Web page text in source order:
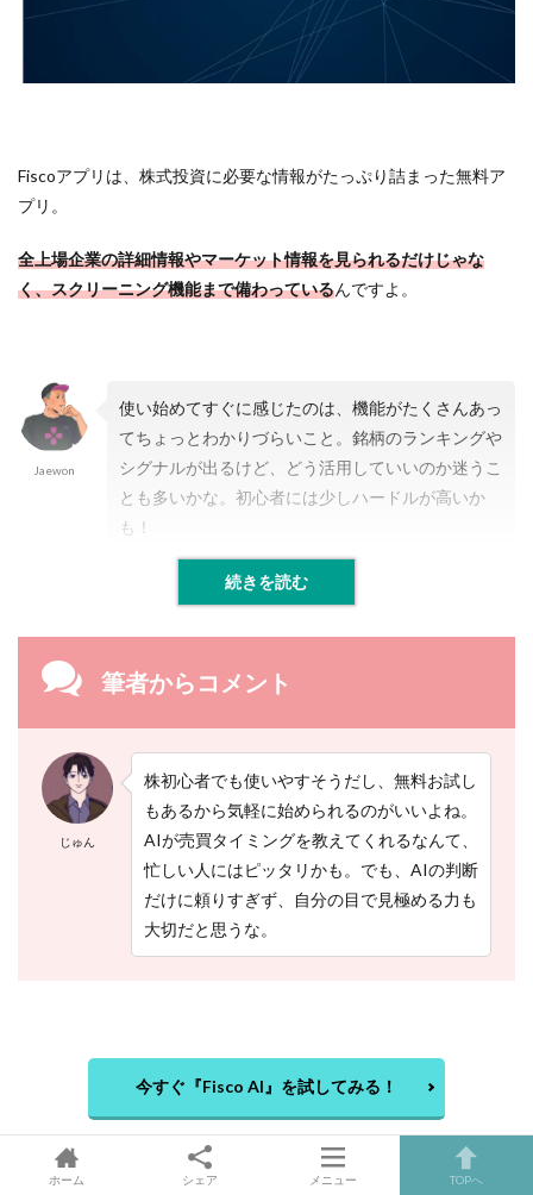
Fiscoアプリは、株式投資に必要な情報がたっぷり詰まった無料ア
プリ。
全上場企業の詳細情報やマーケット情報を見られるだけじゃな
く、スクリーニング機能まで備わっているんですよ。
Jaewon
使い始めてすぐに感じたのは、機能がたくさんあっ
てちょっとわかりづらいこと。銘柄のランキングや
シグナルが出るけど、どう活用していいのか迷うこ
とも多いかな。初心者には少しハードルが高いか
も！
続きを読む
筆者からコメント
じゅん
株初心者でも使いやすそうだし、無料お試し
もあるから気軽に始められるのがいいよね。
AIが売買タイミングを教えてくれるなんて、
忙しい人にはピッタリかも。でも、AIの判断
だけに頼りすぎず、自分の目で見極める力も
大切だと思うな。
今すぐ『Fisco AI』を試してみる！
ホーム シェア メニュー TOPへ